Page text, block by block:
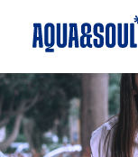
Kinder
Aqua
Soul